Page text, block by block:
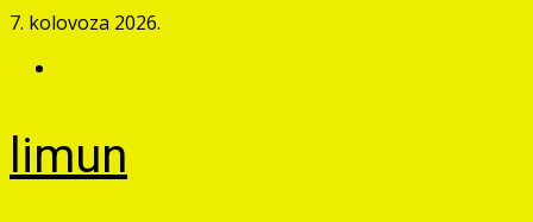
Skip
content
7. kolovoza 2026.
limun